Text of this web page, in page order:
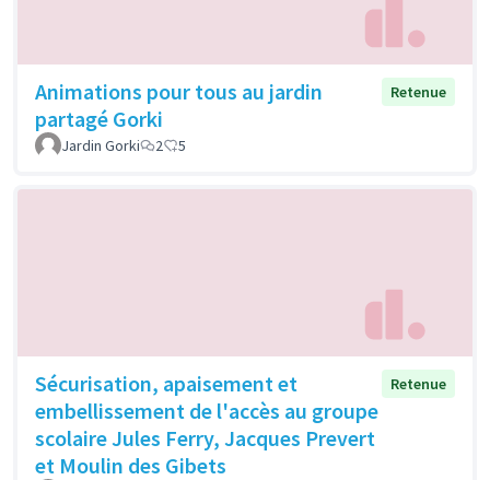
Animations pour tous au jardin
partagé Gorki
Retenue
Jardin Gorki 2 5
Sécurisation, apaisement et
embellissement de l'accès au groupe
scolaire Jules Ferry, Jacques Prevert
et Moulin des Gibets
Retenue